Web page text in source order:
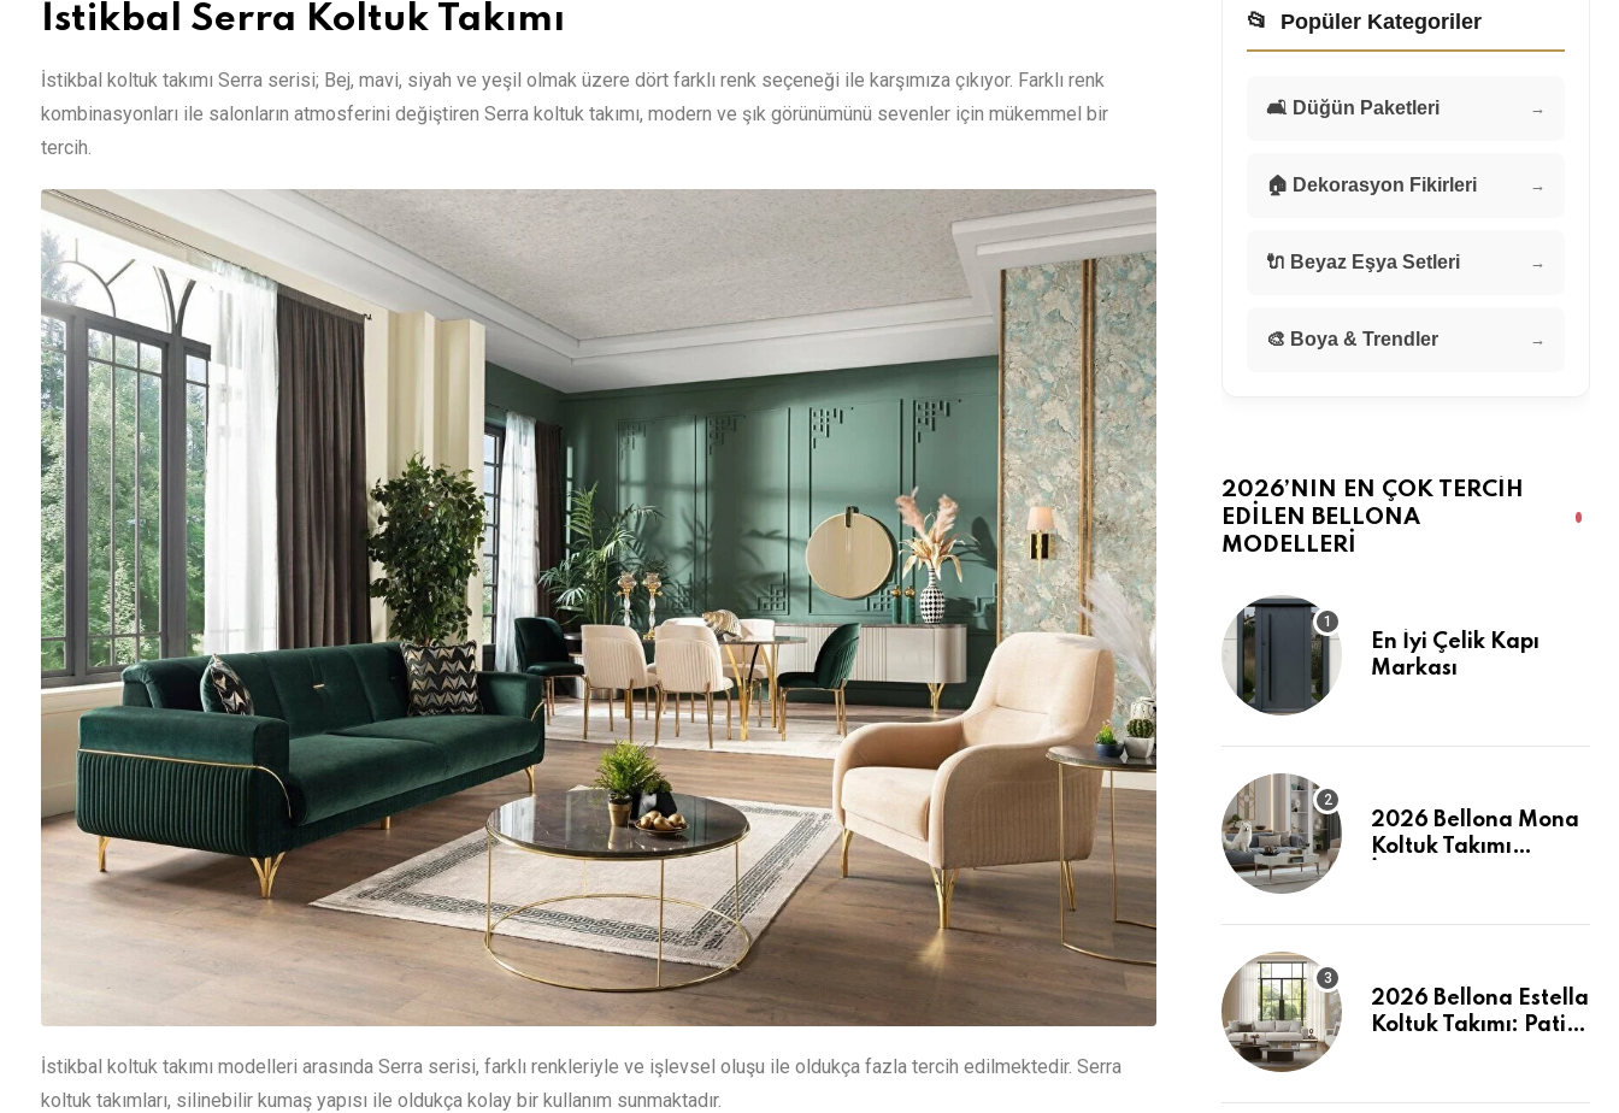
İstikbal Serra Koltuk Takımı
İstikbal koltuk takımı Serra serisi; Bej, mavi, siyah ve yeşil olmak üzere dört farklı renk seçeneği ile karşımıza çıkıyor. Farklı renk
kombinasyonları ile salonların atmosferini değiştiren Serra koltuk takımı, modern ve şık görünümünü sevenler için mükemmel bir
tercih.
İstikbal koltuk takımı modelleri arasında Serra serisi, farklı renkleriyle ve işlevsel oluşu ile oldukça fazla tercih edilmektedir. Serra
koltuk takımları, silinebilir kumaş yapısı ile oldukça kolay bir kullanım sunmaktadır.
📂 Popüler Kategoriler
🛋️ Düğün Paketleri →
🏠 Dekorasyon Fikirleri →
🔌 Beyaz Eşya Setleri →
🎨 Boya & Trendler →
2026’NIN EN ÇOK TERCIH
EDILEN BELLONA
MODELLERI
En İyi Çelik Kapı
Markası
2026 Bellona Mona
Koltuk Takımı
2026 Bellona Estella
Koltuk Takımı: Pati